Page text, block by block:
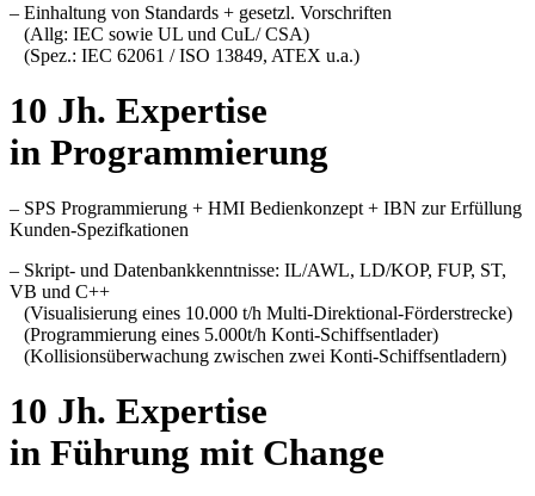
– Einhaltung von Standards + gesetzl. Vorschriften
(Allg: IEC sowie UL und CuL/ CSA)
(Spez.: IEC 62061 / ISO 13849, ATEX u.a.)
10 Jh. Expertise
in Programmierung
– SPS Programmierung + HMI Bedienkonzept + IBN zur Erfüllung
Kunden-Spezifkationen
– Skript- und Datenbankkenntnisse: IL/AWL, LD/KOP, FUP, ST,
VB und C++
(Visualisierung eines 10.000 t/h Multi-Direktional-Förderstrecke)
(Programmierung eines 5.000t/h Konti-Schiffsentlader)
(Kollisionsüberwachung zwischen zwei Konti-Schiffsentladern)
10 Jh. Expertise
in Führung mit Change